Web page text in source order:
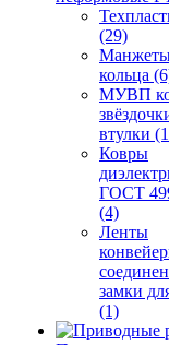
(29)
кольца
МУВП
втулки
Ковры
ГОСТ
(4)
Ленты
замки
(1)